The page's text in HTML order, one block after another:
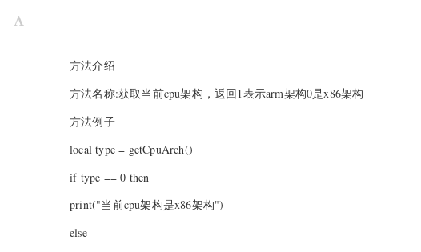
方法介绍
方法名称:获取当前cpu架构，返回1表示arm架构0是x86架构
方法例子
local type = getCpuArch()
if type == 0 then
print("当前cpu架构是x86架构")
else